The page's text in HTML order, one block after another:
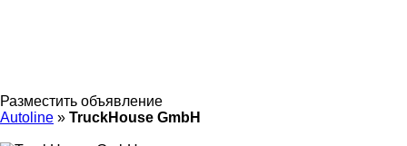
Разместить объявление
Autoline » TruckHouse GmbH